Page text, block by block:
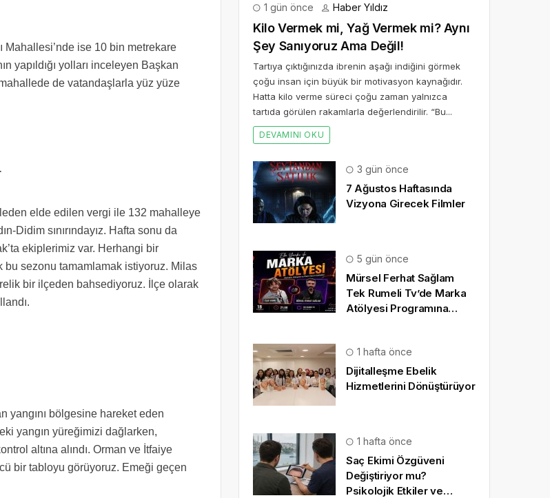
Mahallesi’nde ise 10 bin metrekare
yapıldığı yolları inceleyen Başkan
de vatandaşlarla yüz yüze
elde edilen vergi ile 132 mahalleye
Didim sınırındayız. Hafta sonu da
ekiplerimiz var. Herhangi bir
bu sezonu tamamlamak istiyoruz. Milas
bir ilçeden bahsediyoruz. İlçe olarak
yangını bölgesine hareket eden
yangın yüreğimizi dağlarken,
altına alındı. Orman ve İtfaiye
bir tabloyu görüyoruz. Emeği geçen
1 gün önce Haber Yıldız
Kilo Vermek mi, Yağ Vermek mi? Aynı
Şey Sanıyoruz Ama Değil!
Tartıya çıktığınızda ibrenin aşağı indiğini görmek
çoğu insan için büyük bir motivasyon kaynağıdır.
Hatta kilo verme süreci çoğu zaman yalnızca
tartıda görülen rakamlarla değerlendirilir. “Bu...
DEVAMINI OKU
3 gün önce
7 Ağustos Haftasında
Vizyona Girecek Filmler
5 gün önce
Mürsel Ferhat Sağlam
Tek Rumeli Tv’de Marka
Atölyesi Programına
1 hafta önce
Dijitalleşme Ebelik
Hizmetlerini Dönüştürüyor
1 hafta önce
Saç Ekimi Özgüveni
Değiştiriyor mu?
Psikolojik Etkiler ve